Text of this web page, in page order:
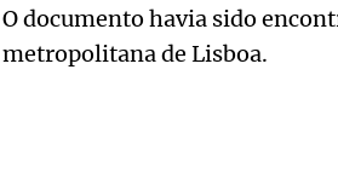
O documento havia sido
metropolitana de Lisboa.